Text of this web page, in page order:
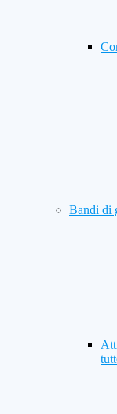
Bandi di